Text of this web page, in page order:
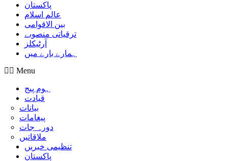
پاکستان
عالم اسلام
بین الاقوامی
ترقیاتی منصوبے
آرٹیکلز
ہمارے بارے میں
Menu
ہوم پیج
قیادت
بیانات
پیغامات
دورہ جات
ملاقاتیں
تنظیمی خبریں
پاکستان